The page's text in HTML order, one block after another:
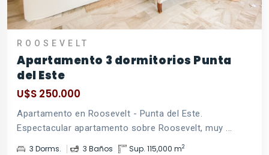
ROOSEVELT
Apartamento 3 dormitorios Punta
del Este
U$S 250.000
Apartamento en Roosevelt - Punta del Este.
Espectacular apartamento sobre Roosevelt, muy ...
3 Dorms. 3 Baños Sup. 115,000 m2